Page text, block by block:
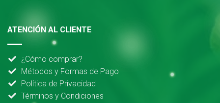
ATENCIÓN AL CLIENTE
¿Cómo comprar?
Métodos y Formas de Pago
Política de Privacidad
Términos y Condiciones